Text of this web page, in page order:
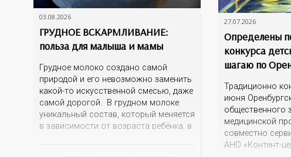
03.08.2026
ГРУДНОЕ ВСКАРМЛИВАНИЕ:
польза для малыша и мамы
Грудное молоко создано самой
природой и его невозможно заменить
какой-то искусственной смесью, даже
самой дорогой. В грудном молоке
уникальный состав, который меняется
в зависимости от возраста ребёнка, в
27.07.2026
Определены
конкурса
шагаю по
Традиционно
июня
общественного
медицинской
совместно
АНО «Контент-